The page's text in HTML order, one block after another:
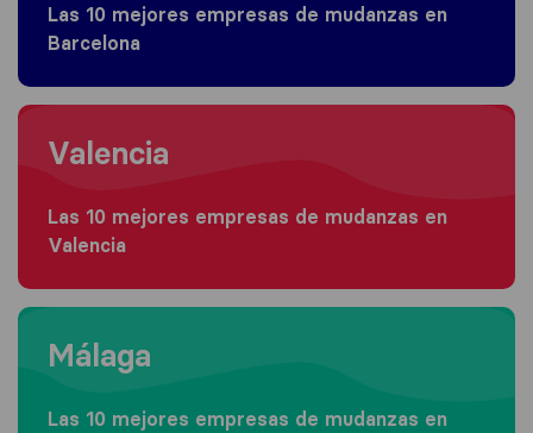
Las 10 mejores empresas de mudanzas en
Barcelona
Moving to Valencia
Valencia
Las 10 mejores empresas de mudanzas en
Valencia
Moving to Málaga
Málaga
Las 10 mejores empresas de mudanzas en